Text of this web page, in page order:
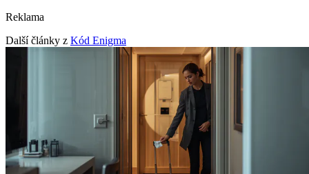
Reklama
Další články z Kód Enigma